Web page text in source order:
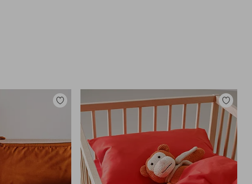
Lisää
suosikkeihin
Lisää